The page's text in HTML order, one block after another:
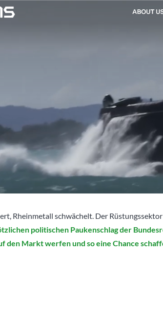
Rheinmetall schwächelt. Der
politischen Paukenschlag der
den Markt werfen und so eine Chance